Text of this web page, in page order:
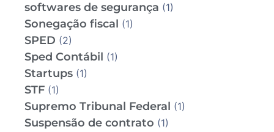
softwares de segurança (1)
Sonegação fiscal (1)
SPED (2)
Sped Contábil (1)
Startups (1)
STF (1)
Supremo Tribunal Federal (1)
Suspensão de contrato (1)